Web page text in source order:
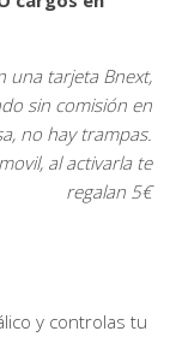
una tarjeta Bnext,
sin comisión en
no hay trampas.
al activarla te
regalan 5€
y controlas tu